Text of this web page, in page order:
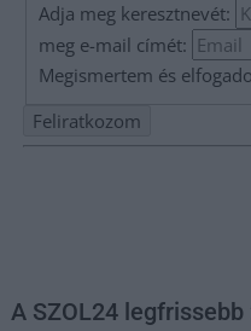
Adja meg keresztnevét:
meg e-mail címét:
Megismertem és
A SZOL24 legfrissebb